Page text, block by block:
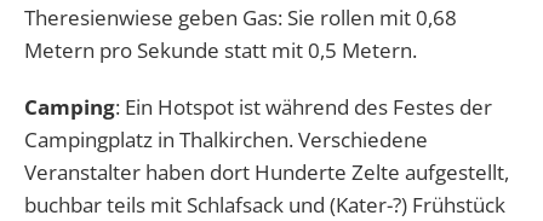
Theresienwiese geben Gas: Sie rollen mit 0,68
Metern pro Sekunde statt mit 0,5 Metern.
Camping: Ein Hotspot ist während des Festes der
Campingplatz in Thalkirchen. Verschiedene
Veranstalter haben dort Hunderte Zelte aufgestellt,
buchbar teils mit Schlafsack und (Kater-?) Frühstück